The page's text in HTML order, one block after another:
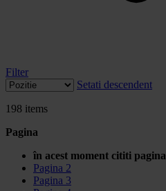
Filter
Setati descendent
198 items
Pagina
în acest moment cititi pagina
Pagina 2
Pagina 3